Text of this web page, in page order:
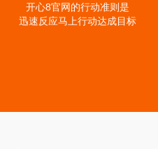
开心8官网的行动准则是
迅速反应马上行动达成目标